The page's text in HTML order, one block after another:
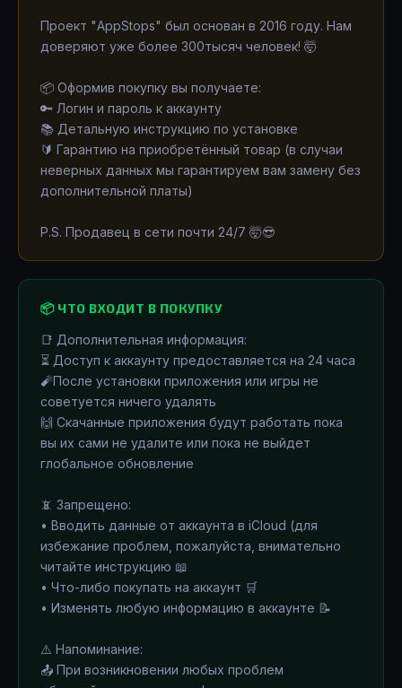
Проект "AppStops" был основан в 2016 году. Нам
доверяют уже более 300тысяч человек! 🤯
📦 Оформив покупку вы получаете:
🔑 Логин и пароль к аккаунту
📚 Детальную инструкцию по установке
🔰 Гарантию на приобретённый товар (в случаи
неверных данных мы гарантируем вам замену без
дополнительной платы)
P.S. Продавец в сети почти 24/7 🤯😎
📦 ЧТО ВХОДИТ В ПОКУПКУ
📑 Дополнительная информация:
⏳ Доступ к аккаунту предоставляется на 24 часа
🧨После установки приложения или игры не
советуется ничего удалять
🙌 Скачанные приложения будут работать пока
вы их сами не удалите или пока не выйдет
глобальное обновление
📵 Запрещено:
• Вводить данные от аккаунта в iCloud (для
избежание проблем, пожалуйста, внимательно
читайте инструкцию 📖
• Что-либо покупать на аккаунт 🛒
• Изменять любую информацию в аккаунте 📝
⚠️ Напоминание:
📤 При возникновении любых проблем